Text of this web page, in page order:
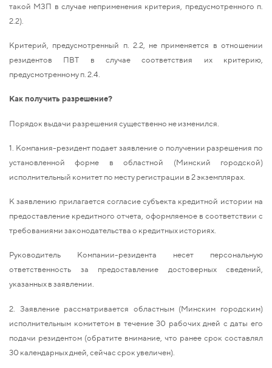
такой МЗП в случае неприменения критерия, предусмотренного п.
2.2).
Критерий, предусмотренный п. 2.2, не применяется в отношении
резидентов ПВТ в случае соответствия их критерию,
предусмотренному п. 2.4.
Как получить разрешение?
Порядок выдачи разрешения существенно не изменился.
1. Компания-резидент подает заявление о получении разрешения по
установленной форме в областной (Минский городской)
исполнительный комитет по месту регистрации в 2 экземплярах.
К заявлению прилагается согласие субъекта кредитной истории на
предоставление кредитного отчета, оформляемое в соответствии с
требованиями законодательства о кредитных историях.
Руководитель Компании-резидента несет персональную
ответственность за предоставление достоверных сведений,
указанных в заявлении.
2. Заявление рассматривается областным (Минским городским)
исполнительным комитетом в течение 30 рабочих дней с даты его
подачи резидентом (обратите внимание, что ранее срок составлял
30 календарных дней, сейчас срок увеличен).